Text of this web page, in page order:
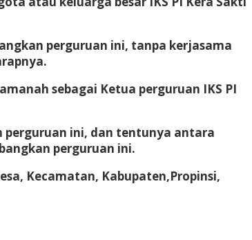
perguruan ini, tanpa kerjasama
sebagai Ketua perguruan IKS PI
perguruan ini, dan tentunya antara
perguruan ini.
Kecamatan, Kabupaten,Propinsi,